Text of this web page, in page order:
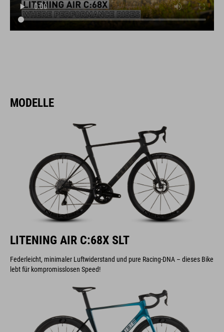
MODELLE
LITENING AIR C:68X SLT
Federleicht, minimaler Luftwiderstand und pure Racing-DNA – dieses Bike
lebt für kompromisslosen Speed!